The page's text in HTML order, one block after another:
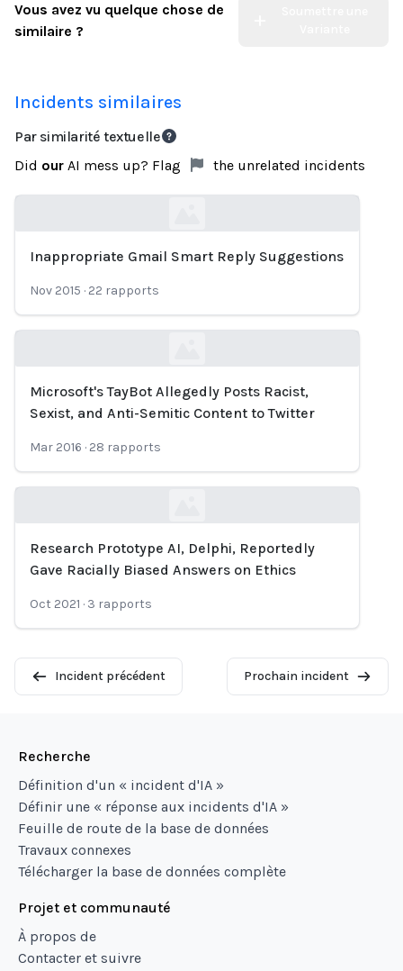
Vous avez vu quelque chose de
similaire ?
Incidents similaires
Par similarité textuelle
Did our AI mess up? Flag the unrelated incidents
Loading...
Inappropriate Gmail Smart Reply Suggestions
Nov 2015 · 22 rapports
Loading...
Microsoft's TayBot Allegedly Posts Racist,
Sexist, and Anti-Semitic Content to Twitter
Mar 2016 · 28 rapports
Loading...
Research Prototype AI, Delphi, Reportedly
Gave Racially Biased Answers on Ethics
Oct 2021 · 3 rapports
Incident précédent Prochain incident
Recherche
Définition d'un « incident d'IA »
Définir une « réponse aux incidents d'IA »
Feuille de route de la base de données
Travaux connexes
Télécharger la base de données complète
Projet et communauté
À propos de
Contacter et suivre